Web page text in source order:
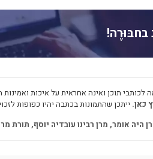
בחבּוּרֶה!
תוכן ואינה אחראית על איכות ואמינות
כאן. ייתכן שהתמונות בכתבה יהיו כפופות
היה אומר, מרן רבינו עובדיה יוסף, תורת